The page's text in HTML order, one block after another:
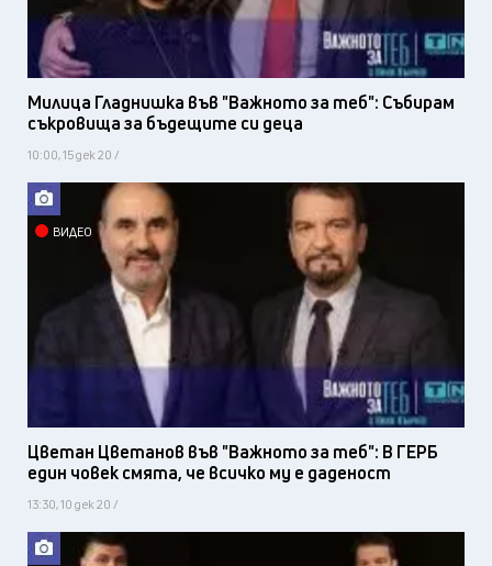
Милица Гладнишка във "Важното за теб": Събирам
съкровища за бъдещите си деца
10:00, 15 дек 20 /
ВИДЕО
Цветан Цветанов във "Важното за теб": В ГЕРБ
един човек смята, че всичко му е даденост
13:30, 10 дек 20 /